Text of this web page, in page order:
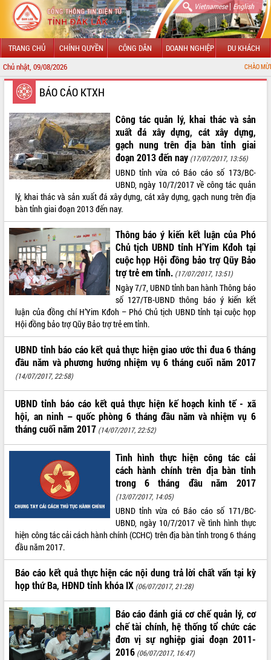
Vietnamese| English
TRANG CHỦ CHÍNH QUYỀN CÔNG DÂN DOANH NGHIỆP DU KHÁCH
Chủ nhật, 09/08/2026 CHÀO MỪNG ĐẾN VỚI
GIỚI THIỆU
LÃNH ĐẠO UBND TỈNH
TIN TỨC SỰ KIỆN
SỞ, BAN, NGÀNH
THÔNG TIN CHỈ ĐẠO ĐIỀU HÀNH
HỆ THỐNG VĂN BẢN
VĂN BẢN HĐND TỈNH
ĐIỂM TIN VĂN BẢN
QUY HOẠCH - KẾ HOẠCH
VIDEO
BÁO CÁO KTXH
Công tác quản lý, khai thác và sản
xuất đá xây dựng, cát xây dựng,
gạch nung trên địa bàn tỉnh giai
đoạn 2013 đến nay (17/07/2017, 13:56)
UBND tỉnh vừa có Báo cáo số 173/BC-
UBND, ngày 10/7/2017 về công tác quản
lý, khai thác và sản xuất đá xây dựng, cát xây dựng, gạch nung trên địa
bàn tỉnh giai đoạn 2013 đến nay.
Thông báo ý kiến kết luận của Phó
Chủ tịch UBND tỉnh H’Yim Kđoh tại
cuộc họp Hội đồng bảo trợ Qũy Bảo
trợ trẻ em tỉnh. (17/07/2017, 13:51)
Ngày 7/7, UBND tỉnh ban hành Thông báo
số 127/TB-UBND thông báo ý kiến kết
luận của đồng chí H’Yim Kđoh – Phó Chủ tịch UBND tỉnh tại cuộc họp
Hội đồng bảo trợ Qũy Bảo trợ trẻ em tỉnh.
UBND tỉnh báo cáo kết quả thực hiện giao ước thi đua 6 tháng
đầu năm và phương hướng nhiệm vụ 6 tháng cuối năm 2017
(14/07/2017, 22:58)
UBND tỉnh báo cáo kết quả thực hiện kế hoạch kinh tế - xã
hội, an ninh – quốc phòng 6 tháng đầu năm và nhiệm vụ 6
tháng cuối năm 2017 (14/07/2017, 22:52)
Tình hình thực hiện công tác cải
cách hành chính trên địa bàn tỉnh
trong 6 tháng đầu năm 2017
(13/07/2017, 14:05)
UBND tỉnh vừa có Báo cáo số 171/BC-
UBND, ngày 10/7/2017 về tình hình thực
hiện công tác cải cách hành chính (CCHC) trên địa bàn tỉnh trong 6 tháng
đầu năm 2017.
Báo cáo kết quả thực hiện các nội dung trả lời chất vấn tại kỳ
họp thứ Ba, HĐND tỉnh khóa IX (06/07/2017, 21:28)
Báo cáo đánh giá cơ chế quản lý, cơ
chế tài chính, hệ thống tổ chức các
đơn vị sự nghiệp giai đoạn 2011-
2016 (06/07/2017, 16:47)